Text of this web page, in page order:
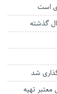
است
معتبر تهیه